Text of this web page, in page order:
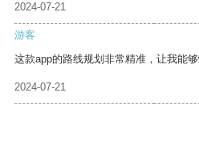
2024-07-21
游客
这款app的路线规划非常精准，让我能够
2024-07-21